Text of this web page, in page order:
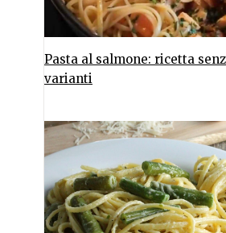
Pasta al salmone: ricetta
varianti